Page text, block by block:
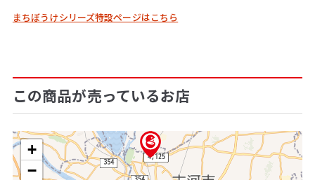
まちぼうけシリーズ特設ページはこちら
この商品が売っているお店
+
−